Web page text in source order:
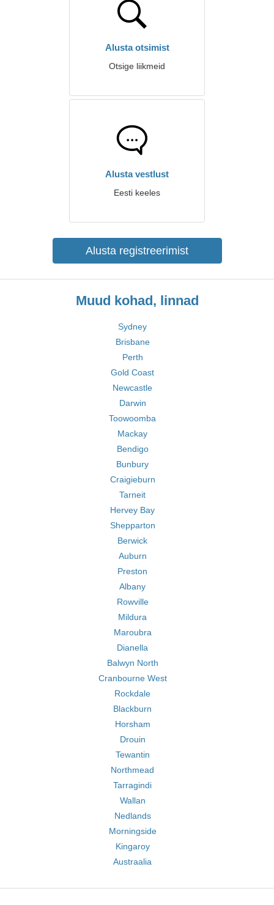
Alusta otsimist
Otsige liikmeid
Alusta vestlust
Eesti keeles
Alusta registreerimist
Muud kohad, linnad
Sydney
Brisbane
Perth
Gold Coast
Newcastle
Darwin
Toowoomba
Mackay
Bendigo
Bunbury
Craigieburn
Tarneit
Hervey Bay
Shepparton
Berwick
Auburn
Preston
Albany
Rowville
Mildura
Maroubra
Dianella
Balwyn North
Cranbourne West
Rockdale
Blackburn
Horsham
Drouin
Tewantin
Northmead
Tarragindi
Wallan
Nedlands
Morningside
Kingaroy
Austraalia